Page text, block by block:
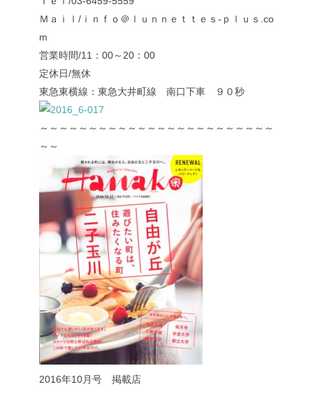
Ｍａｉｌ/ｉｎｆｏ＠ｌｕｎｎｅｔｔｅｓ-ｐｌｕｓ.co
m
営業時間/11：00～20：00
定休日/無休
東急東横線：東急大井町線 南口下車 ９０秒
～～～～～～～～～～～～～～～～～～～～～～～～
～～
2016年10月号 掲載店